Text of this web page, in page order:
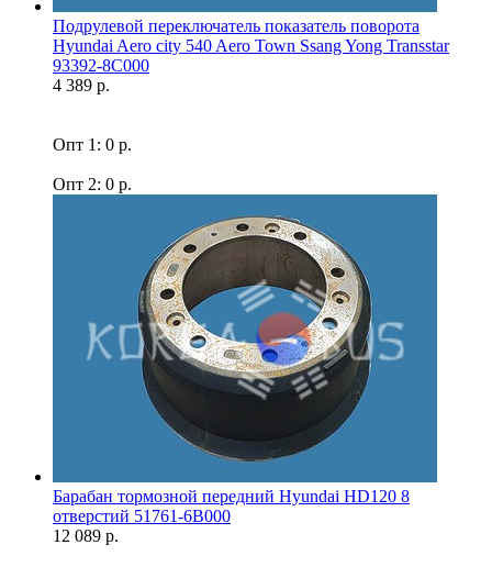
Подрулевой переключатель показатель поворота
Hyundai Aero city 540 Aero Town Ssang Yong Transstar
93392-8C000
4 389 р.
Опт 1: 0 р.
Опт 2: 0 р.
Барабан тормозной передний Hyundai HD120 8
отверстий 51761-6B000
12 089 р.